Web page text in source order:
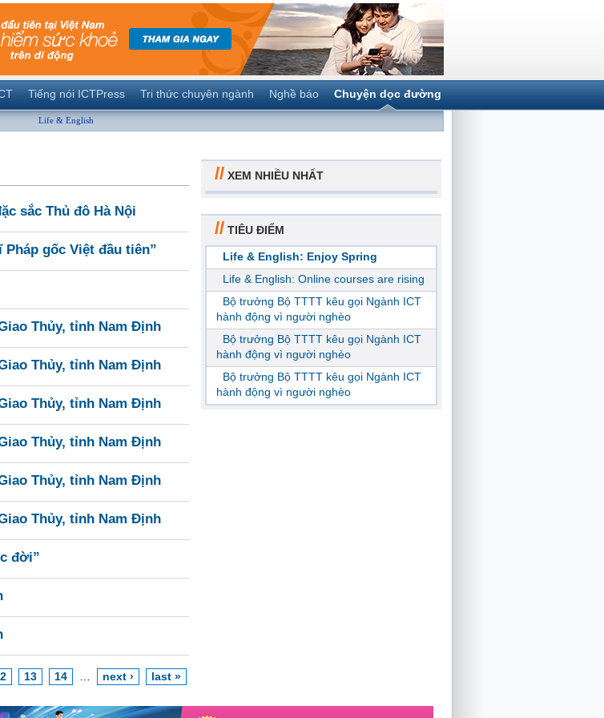
Tiếng nói ICTPress Tri thức chuyên ngành Nghề báo Chuyện dọc đường
Life & English
sắc Thủ đô Hà Nội
gốc Việt đầu tiên”
Thủy, tỉnh Nam Định
Thủy, tỉnh Nam Định
Thủy, tỉnh Nam Định
Thủy, tỉnh Nam Định
Thủy, tỉnh Nam Định
Thủy, tỉnh Nam Định
đời”
13 14 next › last »
// XEM NHIỀU NHẤT
// TIÊU ĐIỂM
Life & English: Enjoy Spring
Life & English: Online courses are rising
Bộ trưởng Bộ TTTT kêu gọi Ngành ICT
hành động vì người nghèo
Bộ trưởng Bộ TTTT kêu gọi Ngành ICT
hành động vì người nghèo
Bộ trưởng Bộ TTTT kêu gọi Ngành ICT
hành động vì người nghèo